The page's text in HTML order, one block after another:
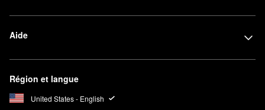
Aide
Région et langue
United States - English